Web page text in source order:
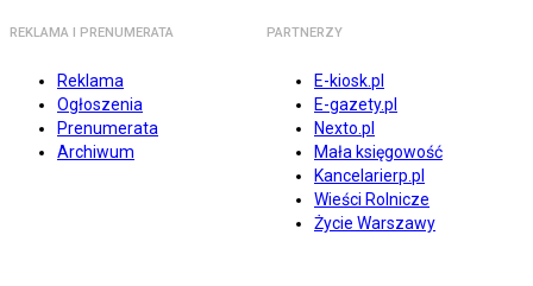
REKLAMA I PRENUMERATA
Reklama
Ogłoszenia
Prenumerata
Archiwum
PARTNERZY
E-kiosk.pl
E-gazety.pl
Nexto.pl
Mała księgowość
Kancelarierp.pl
Wieści Rolnicze
Życie Warszawy